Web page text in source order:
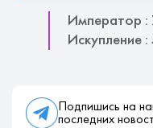
Император :
Искупление :
Подпишись на
последних